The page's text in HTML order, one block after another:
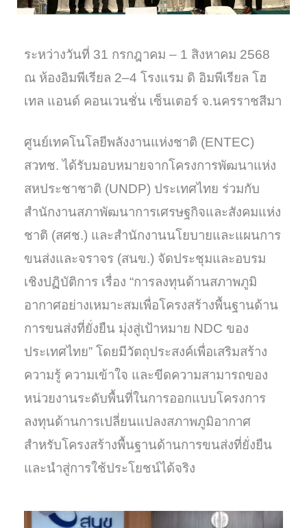
ระหว่างวันที่ 31 กรกฎาคม – 1 สิงหาคม 2568
ณ ห้องอิมพีเรียล 2–4 โรงแรม ดิ อิมพีเรียล โฮ
เทล แอนด์ คอนเวนชั่น เซ็นเตอร์ จ.นครราชสีมา
ศูนย์เทคโนโลยีพลังงานแห่งชาติ (ENTEC)
สวทช. ได้รับมอบหมายจากโครงการพัฒนาแห่ง
สหประชาชาติ (UNDP) ประเทศไทย ร่วมกับ
สำนักงานสภาพัฒนาการเศรษฐกิจและสังคมแห่ง
ชาติ (สศช.) และสำนักงานนโยบายและแผนการ
ขนส่งและจราจร (สนข.) จัดประชุมและอบรม
เชิงปฏิบัติการ เรื่อง “การลงทุนด้านสภาพภูมิ
อากาศอย่างเหมาะสมเพื่อโครงสร้างพื้นฐานด้าน
การขนส่งที่ยั่งยืน มุ่งสู่เป้าหมาย NDC ของ
ประเทศไทย” โดยมีวัตถุประสงค์เพื่อเสริมสร้าง
ความรู้ ความเข้าใจ และขีดความสามารถของ
หน่วยงานระดับพื้นที่ในการออกแบบโครงการ
ลงทุนด้านการเปลี่ยนแปลงสภาพภูมิอากาศ
สำหรับโครงสร้างพื้นฐานด้านการขนส่งที่ยั่งยืน
และนำสู่การใช้ประโยชน์ได้จริง